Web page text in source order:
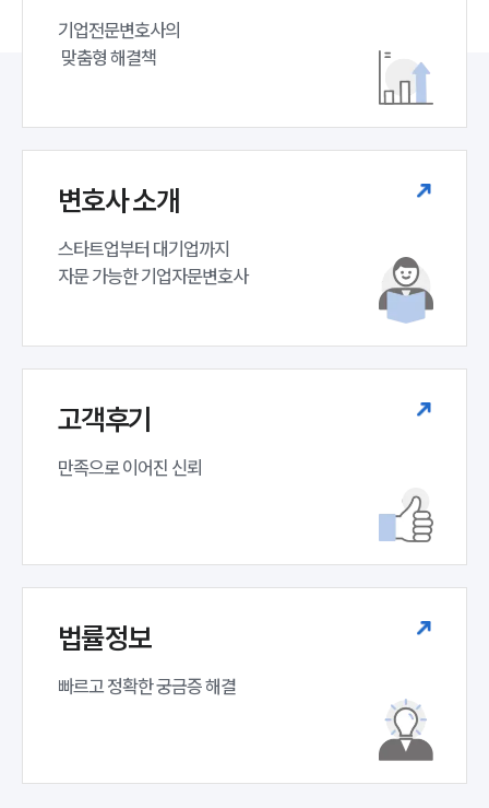
기업전문변호사의
맞춤형 해결책
변호사 소개
스타트업부터 대기업까지
자문 가능한 기업자문변호사
고객후기
만족으로 이어진 신뢰
법률정보
빠르고 정확한 궁금증 해결